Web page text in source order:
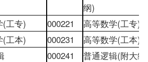
纲)
(工专) 000221 高等数学(工专)(
(工本) 000231 高等数学(工本)(
000241 普通逻辑(附大纲